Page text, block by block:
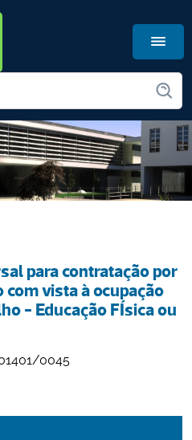
para contratação por
vista à ocupação
- Educação FÍsica ou
0045